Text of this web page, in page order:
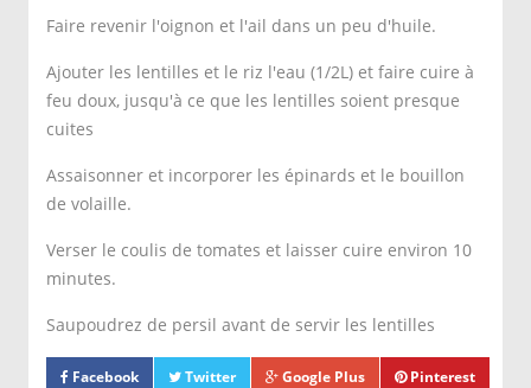
Faire revenir l'oignon et l'ail dans un peu d'huile.
Ajouter les lentilles et le riz l'eau (1/2L) et faire cuire à
feu doux, jusqu'à ce que les lentilles soient presque
cuites
Assaisonner et incorporer les épinards et le bouillon
de volaille.
Verser le coulis de tomates et laisser cuire environ 10
minutes.
Saupoudrez de persil avant de servir les lentilles
Facebook Twitter Google Plus Pinterest